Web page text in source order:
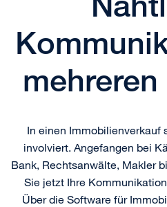
In einen Immobilienverkauf
involviert. Angefangen bei
Bank, Rechtsanwälte, Makler
Sie jetzt Ihre
Über die Software für